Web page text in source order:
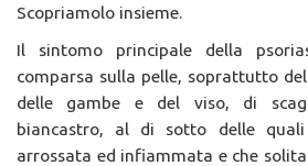
Scopriamolo insieme.
Il sintomo principale della
comparsa sulla pelle, soprattutto
delle gambe e del viso, di
biancastro, al di sotto delle quali
arrossata ed infiammata e che